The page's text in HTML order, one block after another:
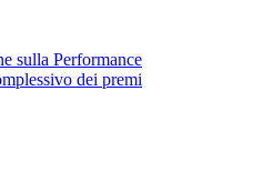
sulla Performance
dei premi